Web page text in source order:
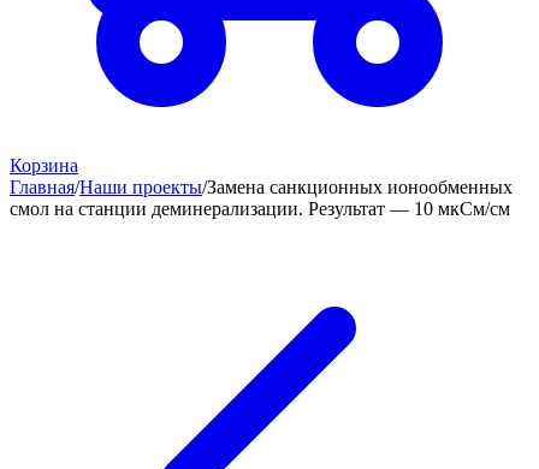
Корзина
Главная/Наши проекты/Замена санкционных ионообменных
смол на станции деминерализации. Результат — 10 мкСм/см